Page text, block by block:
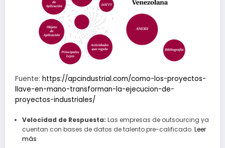
Fuente: https://apcindustrial.com/como-los-proyectos-
llave-en-mano-transforman-la-ejecucion-de-
proyectos-industriales/
Velocidad de Respuesta: Las empresas de outsourcing ya
cuentan con bases de datos de talento pre-calificado. Leer
más